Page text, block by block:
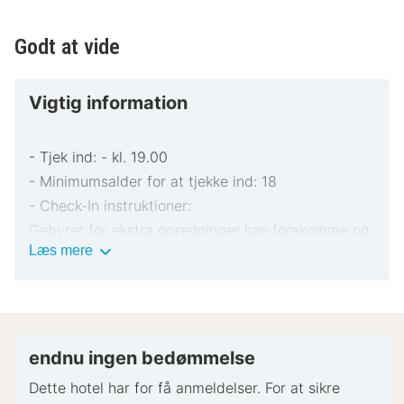
Godt at vide
Vigtig information
- Tjek ind: - kl. 19.00
- Minimumsalder for at tjekke ind: 18
- Check-In instruktioner:
Gebyrer for ekstra opredninger kan forekomme og
varierer afhængigt af overnatningsstedets politik
Særlige ønsker afhænger af tilgængelighed ved
indtjekning og kan medføre ekstra gebyrer.
Læs mereVigtig
endnu ingen bedømmelse
Dette hotel har for få anmeldelser. For at sikre